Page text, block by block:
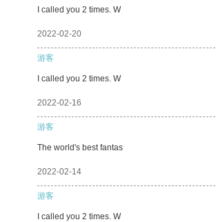
I called you 2 times. W
2022-02-20
游客
I called you 2 times. W
2022-02-16
游客
The world's best fantas
2022-02-14
游客
I called you 2 times. W